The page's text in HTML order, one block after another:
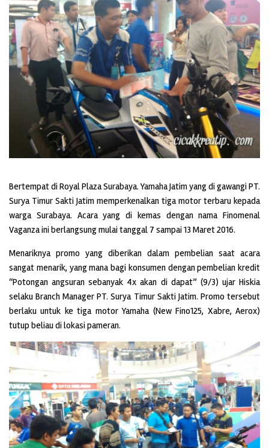
Bertempat di Royal Plaza Surabaya. Yamaha Jatim yang di gawangi PT.
Surya Timur Sakti Jatim memperkenalkan tiga motor terbaru kepada
warga Surabaya. Acara yang di kemas dengan nama Finomenal
Vaganza ini berlangsung mulai tanggal 7 sampai 13 Maret 2016.
Menariknya promo yang diberikan dalam pembelian saat acara
sangat menarik, yang mana bagi konsumen dengan pembelian kredit
“Potongan angsuran sebanyak 4x akan di dapat” (9/3) ujar Hiskia
selaku Branch Manager PT. Surya Timur Sakti Jatim. Promo tersebut
berlaku untuk ke tiga motor Yamaha (New Fino125, Xabre, Aerox)
tutup beliau di lokasi pameran.